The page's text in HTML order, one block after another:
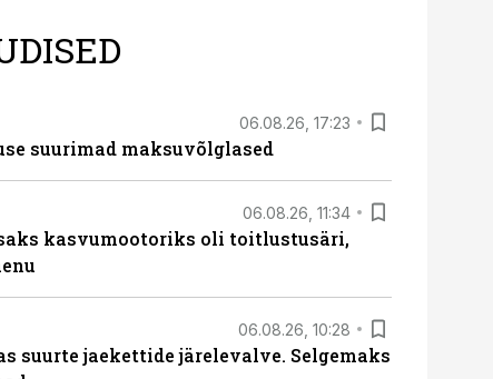
06.08.26, 17:23
suurimad maksuvõlglased
06.08.26, 11:34
kasvumootoriks oli toitlustusäri,
06.08.26, 10:28
suurte jaekettide järelevalve. Selgemaks